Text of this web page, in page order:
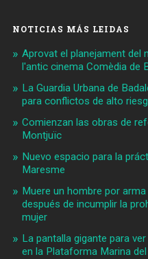
NOTICIAS MÁS LEIDAS
Aprovat el planejament del
l'antic cinema Comèdia de
La Guardia Urbana de
para conflictos de alto
Comienzan las obras de
Montjuïc
Nuevo espacio para la
Maresme
Muere un hombre por
después de incumplir la
mujer
La pantalla gigante para
en la Plataforma Marina